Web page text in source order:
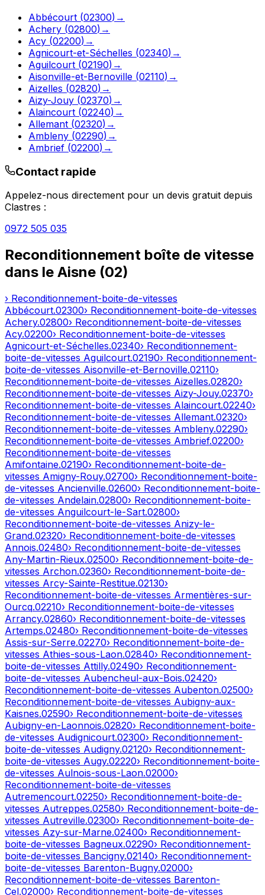
Abbécourt (02300) →
Achery (02800) →
Acy (02200) →
Agnicourt-et-Séchelles (02340) →
Aguilcourt (02190) →
Aisonville-et-Bernoville (02110) →
Aizelles (02820) →
Aizy-Jouy (02370) →
Alaincourt (02240) →
Allemant (02320) →
Ambleny (02290) →
Ambrief (02200) →
Contact rapide
Appelez-nous directement pour un devis gratuit depuis
Clastres :
0972 505 035
Reconditionnement boîte de vitesse
dans le Aisne (02)
› Reconditionnement-boite-de-vitesses
Abbécourt.02300› Reconditionnement-boite-de-vitesses
Achery.02800› Reconditionnement-boite-de-vitesses
Acy.02200› Reconditionnement-boite-de-vitesses
Agnicourt-et-Séchelles.02340› Reconditionnement-
boite-de-vitesses Aguilcourt.02190› Reconditionnement-
boite-de-vitesses Aisonville-et-Bernoville.02110›
Reconditionnement-boite-de-vitesses Aizelles.02820›
Reconditionnement-boite-de-vitesses Aizy-Jouy.02370›
Reconditionnement-boite-de-vitesses Alaincourt.02240›
Reconditionnement-boite-de-vitesses Allemant.02320›
Reconditionnement-boite-de-vitesses Ambleny.02290›
Reconditionnement-boite-de-vitesses Ambrief.02200›
Reconditionnement-boite-de-vitesses
Amifontaine.02190› Reconditionnement-boite-de-
vitesses Amigny-Rouy.02700› Reconditionnement-boite-
de-vitesses Ancienville.02600› Reconditionnement-boite-
de-vitesses Andelain.02800› Reconditionnement-boite-
de-vitesses Anguilcourt-le-Sart.02800›
Reconditionnement-boite-de-vitesses Anizy-le-
Grand.02320› Reconditionnement-boite-de-vitesses
Annois.02480› Reconditionnement-boite-de-vitesses
Any-Martin-Rieux.02500› Reconditionnement-boite-de-
vitesses Archon.02360› Reconditionnement-boite-de-
vitesses Arcy-Sainte-Restitue.02130›
Reconditionnement-boite-de-vitesses Armentières-sur-
Ourcq.02210› Reconditionnement-boite-de-vitesses
Arrancy.02860› Reconditionnement-boite-de-vitesses
Artemps.02480› Reconditionnement-boite-de-vitesses
Assis-sur-Serre.02270› Reconditionnement-boite-de-
vitesses Athies-sous-Laon.02840› Reconditionnement-
boite-de-vitesses Attilly.02490› Reconditionnement-
boite-de-vitesses Aubencheul-aux-Bois.02420›
Reconditionnement-boite-de-vitesses Aubenton.02500›
Reconditionnement-boite-de-vitesses Aubigny-aux-
Kaisnes.02590› Reconditionnement-boite-de-vitesses
Aubigny-en-Laonnois.02820› Reconditionnement-boite-
de-vitesses Audignicourt.02300› Reconditionnement-
boite-de-vitesses Audigny.02120› Reconditionnement-
boite-de-vitesses Augy.02220› Reconditionnement-boite-
de-vitesses Aulnois-sous-Laon.02000›
Reconditionnement-boite-de-vitesses
Autremencourt.02250› Reconditionnement-boite-de-
vitesses Autreppes.02580› Reconditionnement-boite-de-
vitesses Autreville.02300› Reconditionnement-boite-de-
vitesses Azy-sur-Marne.02400› Reconditionnement-
boite-de-vitesses Bagneux.02290› Reconditionnement-
boite-de-vitesses Bancigny.02140› Reconditionnement-
boite-de-vitesses Barenton-Bugny.02000›
Reconditionnement-boite-de-vitesses Barenton-
Cel.02000› Reconditionnement-boite-de-vitesses